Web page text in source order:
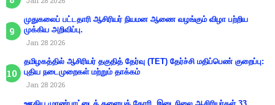
முதுகலைப் பட்டதாரி ஆசிரியர் நியமன ஆணை வழங்கும் விழா பற்றிய
முக்கிய அறிவிப்பு.
Jan 28 2026
தமிழகத்தில் ஆசிரியர் தகுதித் தேர்வு (TET) தேர்ச்சி மதிப்பெண் குறைப்பு:
புதிய நடைமுறைகள் மற்றும் தாக்கம்
Jan 28 2026